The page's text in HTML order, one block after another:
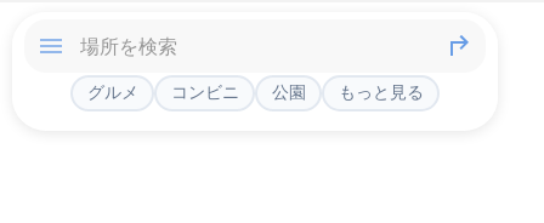
グルメ コンビニ 公園 もっと見る